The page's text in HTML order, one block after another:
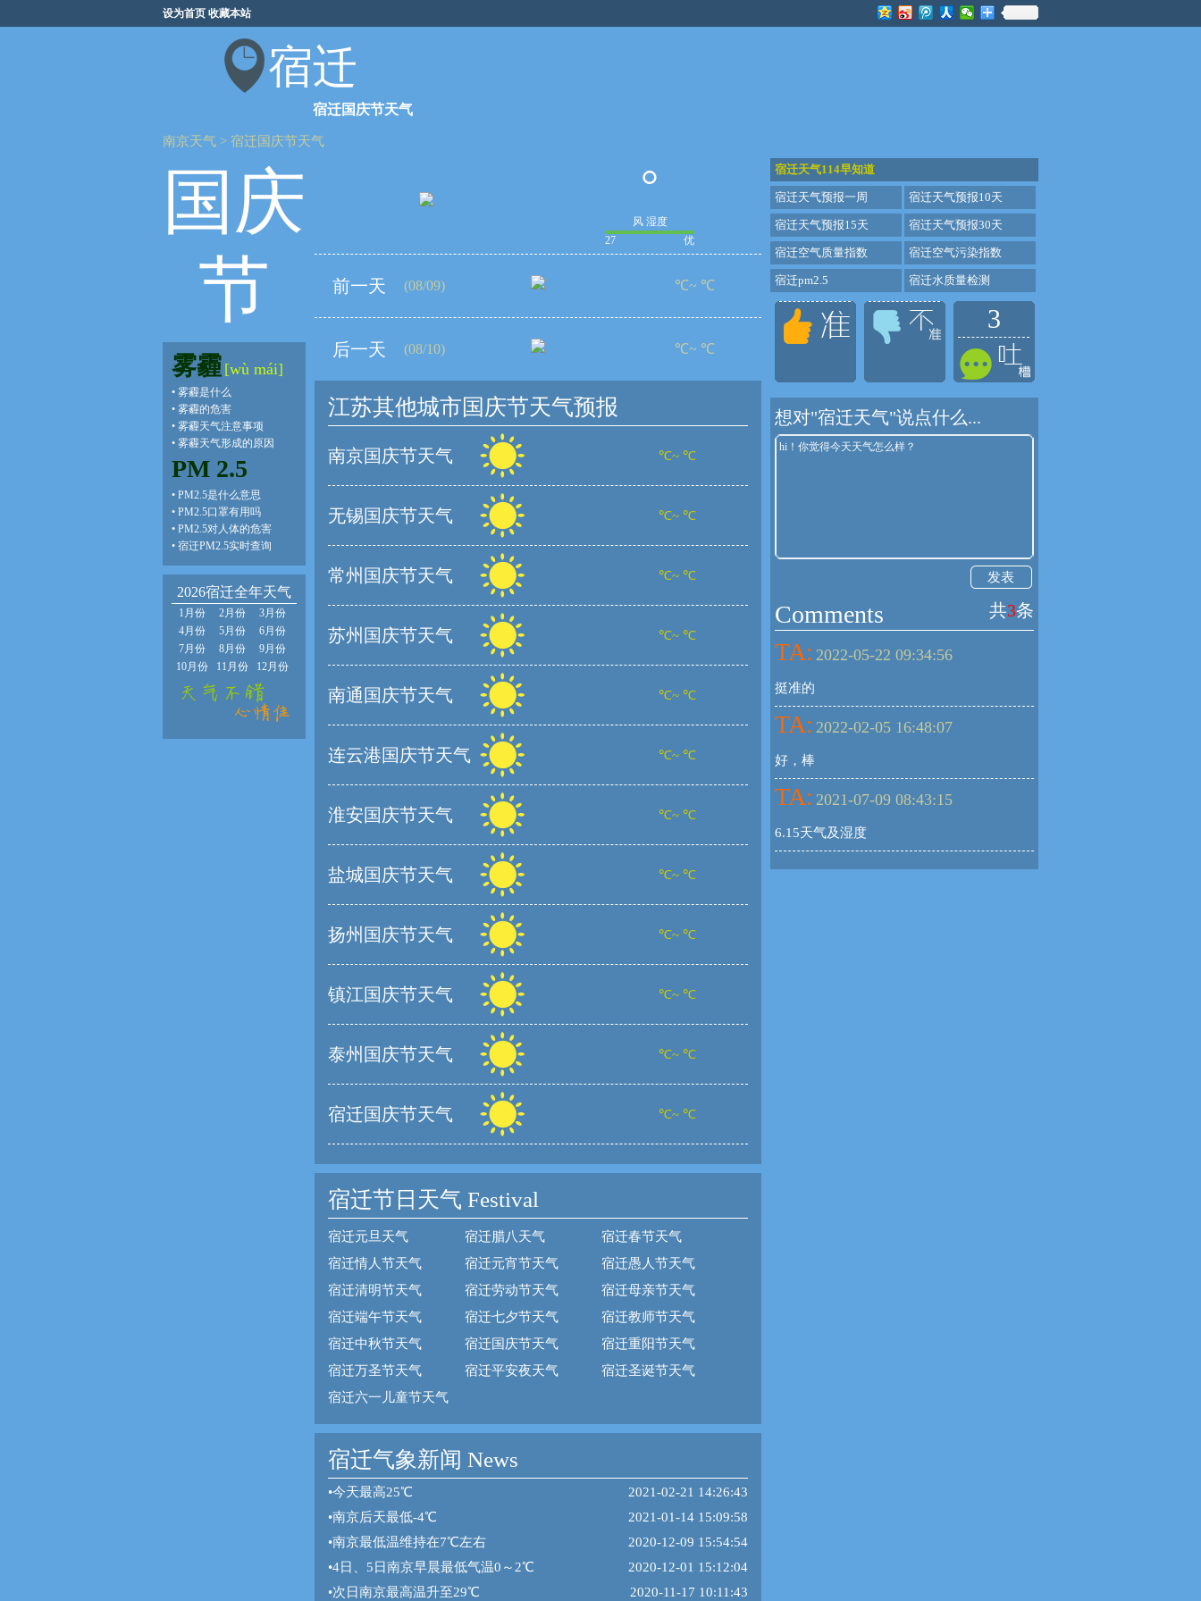
设为首页 收藏本站
宿迁
宿迁国庆节天气
南京天气 > 宿迁国庆节天气
国庆
节
雾霾 [wù mái]
• 雾霾是什么
• 雾霾的危害
• 雾霾天气注意事项
• 雾霾天气形成的原因
PM 2.5
• PM2.5是什么意思
• PM2.5口罩有用吗
• PM2.5对人体的危害
• 宿迁PM2.5实时查询
2026宿迁全年天气
1月份 2月份
3月份
4月份
5月份
6月份
7月份
8月份
9月份
10月份
11月份 12月份
°
风 湿度
27
优
前一天 (08/09) ℃~ ℃
后一天 (08/10) ℃~ ℃
江苏其他城市国庆节天气预报
南京国庆节天气 ℃~ ℃
无锡国庆节天气 ℃~ ℃
常州国庆节天气 ℃~ ℃
苏州国庆节天气 ℃~ ℃
南通国庆节天气 ℃~ ℃
连云港国庆节天气 ℃~ ℃
淮安国庆节天气 ℃~ ℃
盐城国庆节天气 ℃~ ℃
扬州国庆节天气 ℃~ ℃
镇江国庆节天气 ℃~ ℃
泰州国庆节天气 ℃~ ℃
宿迁国庆节天气 ℃~ ℃
宿迁节日天气 Festival
宿迁元旦天气 宿迁腊八天气
宿迁春节天气
宿迁情人节天气
宿迁元宵节天气
宿迁愚人节天气
宿迁清明节天气
宿迁劳动节天气
宿迁母亲节天气
宿迁端午节天气
宿迁七夕节天气
宿迁教师节天气
宿迁中秋节天气
宿迁国庆节天气
宿迁重阳节天气
宿迁万圣节天气
宿迁平安夜天气
宿迁圣诞节天气
宿迁六一儿童节天气
宿迁气象新闻 News
•今天最高25℃
2021-02-21 14:26:43
•南京后天最低-4℃
2021-01-14 15:09:58
•南京最低温维持在7℃左右
2020-12-09 15:54:54
•4日、5日南京早晨最低气温0～2℃
2020-12-01 15:12:04
•次日南京最高温升至29℃ 2020-11-17 10:11:43
宿迁天气114早知道
宿迁天气预报一周 宿迁天气预报10天
宿迁天气预报15天 宿迁天气预报30天
宿迁空气质量指数 宿迁空气污染指数
宿迁pm2.5 宿迁水质量检测
3
想对"宿迁天气"说点什么...
发表
Comments 共3条
TA: 2022-05-22 09:34:56
挺准的
TA: 2022-02-05 16:48:07
好，棒
TA: 2021-07-09 08:43:15
6.15天气及湿度